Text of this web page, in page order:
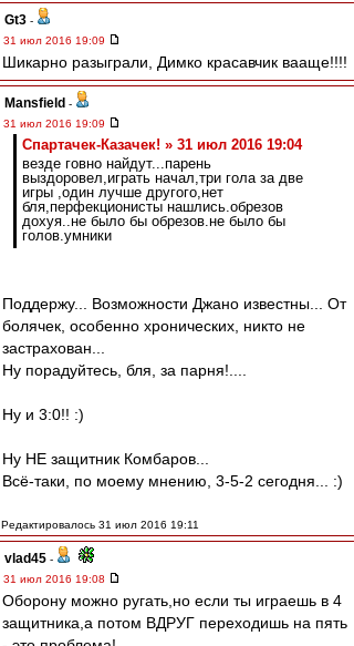
Gt3 -
31 июл 2016 19:09
Шикарно разыграли, Димко красавчик вааще!!!!
Mansfield -
31 июл 2016 19:09
Спартачек-Казачек! » 31 июл 2016 19:04
везде говно найдут...парень
выздоровел,играть начал,три гола за две
игры ,один лучше другого,нет
бля,перфекционисты нашлись.обрезов
дохуя..не было бы обрезов.не было бы
голов.умники
Поддержу... Возможности Джано известны... От
болячек, особенно хронических, никто не
застрахован...
Ну порадуйтесь, бля, за парня!....
Ну и 3:0!! :)
Ну НЕ защитник Комбаров...
Всё-таки, по моему мнению, 3-5-2 сегодня... :)
Редактировалось 31 июл 2016 19:11
vlad45 -
31 июл 2016 19:08
Оборону можно ругать,но если ты играешь в 4
защитника,а потом ВДРУГ переходишь на пять